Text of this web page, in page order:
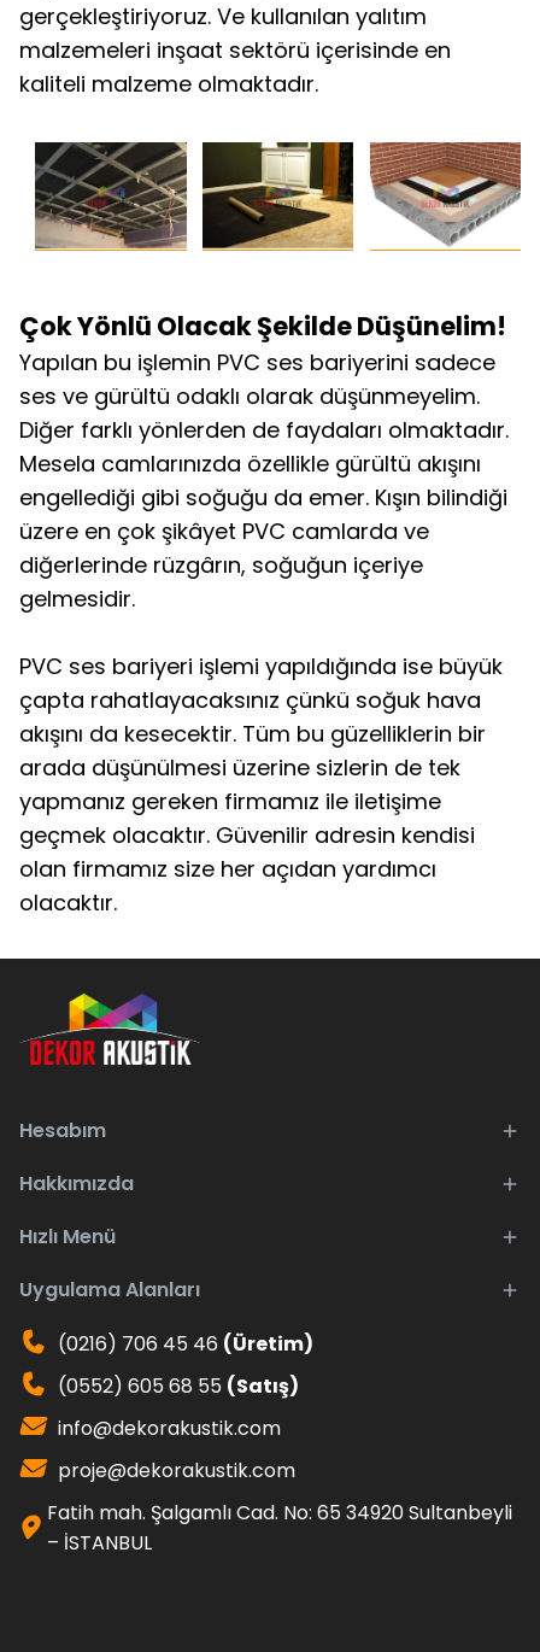
gerçekleştiriyoruz. Ve kullanılan yalıtım
malzemeleri inşaat sektörü içerisinde en
kaliteli malzeme olmaktadır.
Çok Yönlü Olacak Şekilde Düşünelim!
Yapılan bu işlemin PVC ses bariyerini sadece
ses ve gürültü odaklı olarak düşünmeyelim.
Diğer farklı yönlerden de faydaları olmaktadır.
Mesela camlarınızda özellikle gürültü akışını
engellediği gibi soğuğu da emer. Kışın bilindiği
üzere en çok şikâyet PVC camlarda ve
diğerlerinde rüzgârın, soğuğun içeriye
gelmesidir.
PVC ses bariyeri işlemi yapıldığında ise büyük
çapta rahatlayacaksınız çünkü soğuk hava
akışını da kesecektir. Tüm bu güzelliklerin bir
arada düşünülmesi üzerine sizlerin de tek
yapmanız gereken firmamız ile iletişime
geçmek olacaktır. Güvenilir adresin kendisi
olan firmamız size her açıdan yardımcı
olacaktır.
Hesabım
Hakkımızda
Hızlı Menü
Uygulama Alanları
(0216) 706 45 46 (Üretim)
(0552) 605 68 55 (Satış)
info@dekorakustik.com
proje@dekorakustik.com
Fatih mah. Şalgamlı Cad. No: 65 34920 Sultanbeyli
– İSTANBUL